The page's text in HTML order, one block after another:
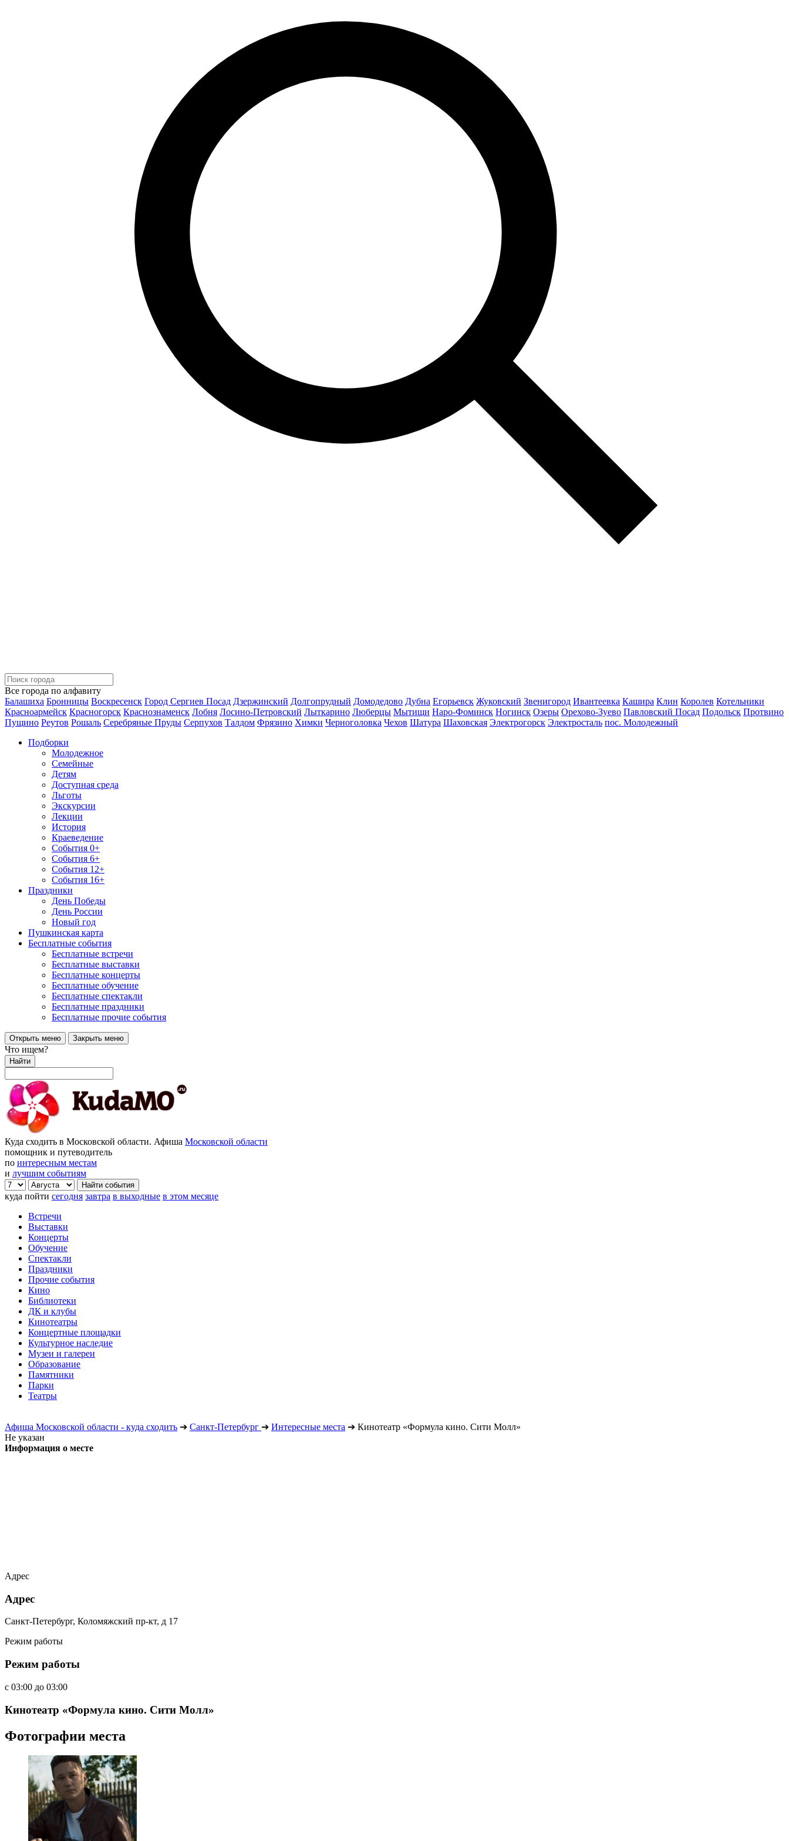
Все города по алфавиту
Балашиха Бронницы Воскресенск Город Сергиев Посад Дзержинский Долгопрудный Домодедово Дубна Егорьевск Жуковский Звенигород Ивантеевка Кашира Клин Королев Котельники
Красноармейск Красногорск Краснознаменск Лобня Лосино-Петровский Лыткарино Люберцы Мытищи Наро-Фоминск Ногинск Озеры Орехово-Зуево Павловский Посад Подольск Протвино
Пущино Реутов Рошаль Серебряные Пруды Серпухов Талдом Фрязино Химки Черноголовка Чехов Шатура Шаховская Электрогорск Электросталь пос. Молодежный
Подборки
Молодежное
Семейные
Детям
Доступная среда
Льготы
Экскурсии
Лекции
История
Краеведение
События 0+
События 6+
События 12+
События 16+
Праздники
День Победы
День России
Новый год
Пушкинская карта
Бесплатные события
Бесплатные встречи
Бесплатные выставки
Бесплатные концерты
Бесплатные обучение
Бесплатные спектакли
Бесплатные праздники
Бесплатные прочие события
Открыть меню Закрыть меню
Что ищем?
Найти
Куда сходить в Московской области. Афиша Московской области
помощник и путеводитель
по интересным местам
и лучшим событиям
куда пойти сегодня завтра в выходные в этом месяце
Встречи
Выставки
Концерты
Обучение
Спектакли
Праздники
Прочие события
Кино
Библиотеки
ДК и клубы
Кинотеатры
Концертные площадки
Культурное наследие
Музеи и галереи
Образование
Памятники
Парки
Театры
Афиша Московской области - куда сходить ➔ Санкт-Петербург ➔ Интересные места ➔ Кинотеатр «Формула кино. Сити Молл»
Не указан
Информация о месте
Адрес
Адрес
Санкт-Петербург, Коломяжский пр-кт, д 17
Режим работы
Режим работы
c 03:00 до 03:00
Кинотеатр «Формула кино. Сити Молл»
Фотографии места